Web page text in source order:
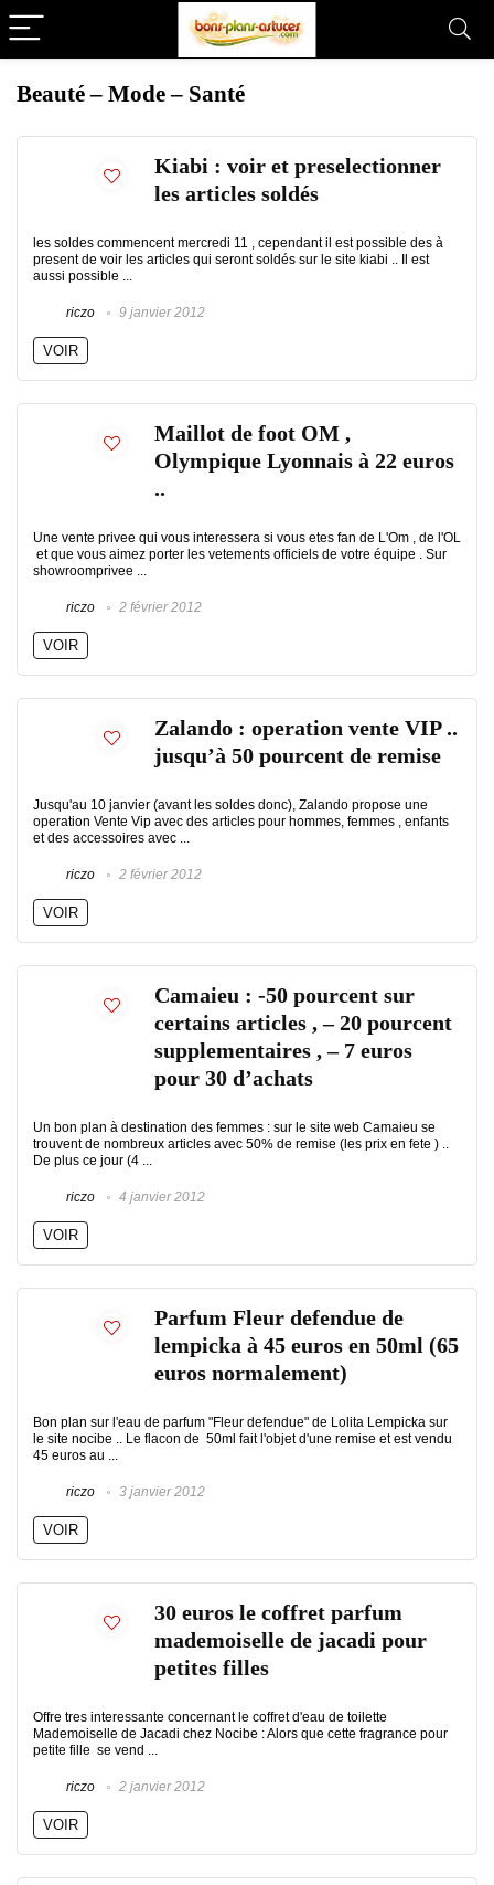
Beauté – Mode – Santé
Kiabi : voir et preselectionner
les articles soldés
les soldes commencent mercredi 11 , cependant il est possible des à
present de voir les articles qui seront soldés sur le site kiabi .. Il est
aussi possible ...
riczo 9 janvier 2012
VOIR
Maillot de foot OM ,
Olympique Lyonnais à 22 euros
..
Une vente privee qui vous interessera si vous etes fan de L'Om , de l'OL
et que vous aimez porter les vetements officiels de votre équipe . Sur
showroomprivee ...
riczo 2 février 2012
VOIR
Zalando : operation vente VIP ..
jusqu’à 50 pourcent de remise
Jusqu'au 10 janvier (avant les soldes donc), Zalando propose une
operation Vente Vip avec des articles pour hommes, femmes , enfants
et des accessoires avec ...
riczo 2 février 2012
VOIR
Camaieu : -50 pourcent sur
certains articles , – 20 pourcent
supplementaires , – 7 euros
pour 30 d’achats
Un bon plan à destination des femmes : sur le site web Camaieu se
trouvent de nombreux articles avec 50% de remise (les prix en fete ) ..
De plus ce jour (4 ...
riczo 4 janvier 2012
VOIR
Parfum Fleur defendue de
lempicka à 45 euros en 50ml (65
euros normalement)
Bon plan sur l'eau de parfum "Fleur defendue" de Lolita Lempicka sur
le site nocibe .. Le flacon de 50ml fait l'objet d'une remise et est vendu
45 euros au ...
riczo 3 janvier 2012
VOIR
30 euros le coffret parfum
mademoiselle de jacadi pour
petites filles
Offre tres interessante concernant le coffret d'eau de toilette
Mademoiselle de Jacadi chez Nocibe : Alors que cette fragrance pour
petite fille se vend ...
riczo 2 janvier 2012
VOIR